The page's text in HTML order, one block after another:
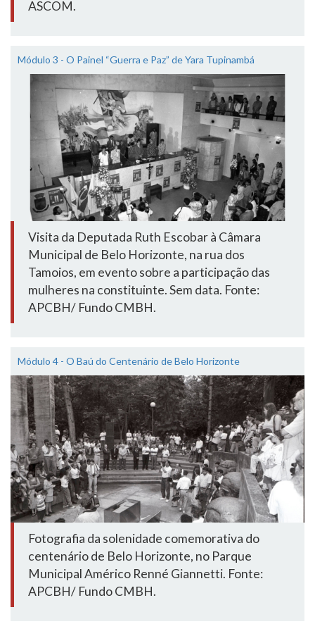
ASCOM.
Módulo 3 - O Painel “Guerra e Paz” de Yara Tupinambá
Visita da Deputada Ruth Escobar à Câmara
Municipal de Belo Horizonte, na rua dos
Tamoios, em evento sobre a participação das
mulheres na constituinte. Sem data. Fonte:
APCBH/ Fundo CMBH.
Módulo 4 - O Baú do Centenário de Belo Horizonte
Fotografia da solenidade comemorativa do
centenário de Belo Horizonte, no Parque
Municipal Américo Renné Giannetti. Fonte:
APCBH/ Fundo CMBH.